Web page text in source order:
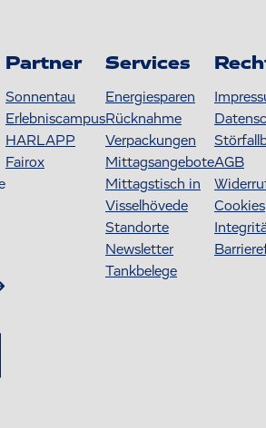
Partner
Sonnentau
Erlebniscampus
HARLAPP
Fairox
Services
Energiesparen
Rücknahme
Verpackungen
Mittagsangebote
Mittagstisch in
Visselhövede
Standorte
Newsletter
Tankbelege
AGB
Cookies